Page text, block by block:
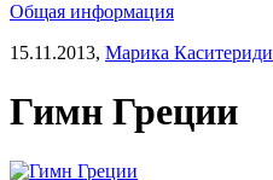
Общая информация
15.11.2013, Марика Каситериди
Гимн Греции